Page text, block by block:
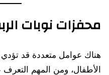
محفزات نوبات
هناك عوامل متعددة قد
الأطفال، ومن المهم التعرف